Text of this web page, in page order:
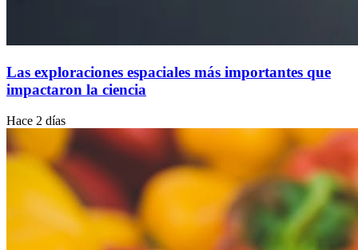
Las exploraciones espaciales más importantes que
impactaron la ciencia
Hace 2 días